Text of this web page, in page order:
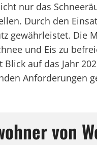
nur das
Durch den
gewährleistet. Die
und Eis zu
auf das Jahr
Anforderungen
von